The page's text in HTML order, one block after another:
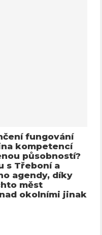
fungování
kompetencí
působností?
s Třeboní a
agendy, díky
měst
okolními jinak